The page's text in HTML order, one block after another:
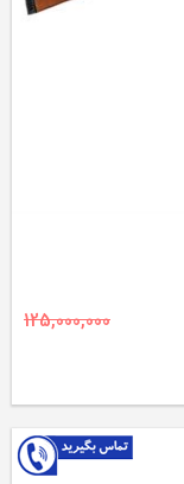
125,000,000